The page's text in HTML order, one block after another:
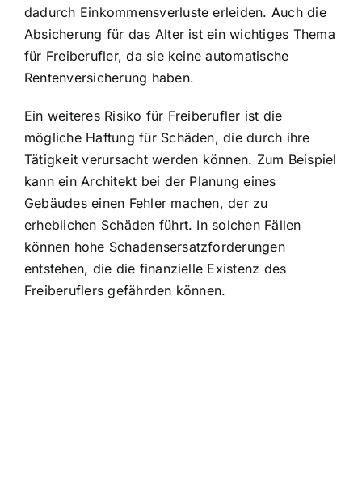
dadurch Einkommensverluste erleiden. Auch die
Absicherung für das Alter ist ein wichtiges Thema
für Freiberufler, da sie keine automatische
Rentenversicherung haben.
Ein weiteres Risiko für Freiberufler ist die
mögliche Haftung für Schäden, die durch ihre
Tätigkeit verursacht werden können. Zum Beispiel
kann ein Architekt bei der Planung eines
Gebäudes einen Fehler machen, der zu
erheblichen Schäden führt. In solchen Fällen
können hohe Schadensersatzforderungen
entstehen, die die finanzielle Existenz des
Freiberuflers gefährden können.